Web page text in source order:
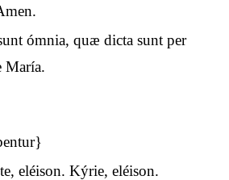
ómnia, quæ dicta sunt per
María.
eléison. Kýrie, eléison.